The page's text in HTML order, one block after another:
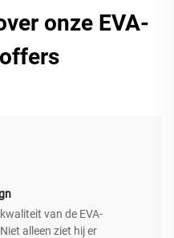
onze EVA-
van de EVA-
alleen ziet hij er